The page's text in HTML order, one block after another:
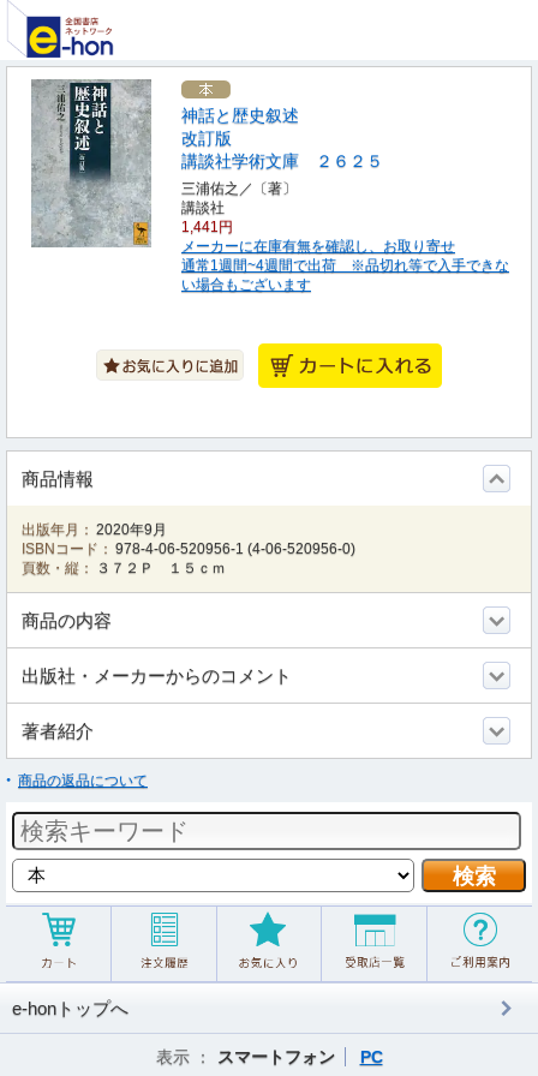
神話と歴史叙述
改訂版
講談社学術文庫 ２６２５
三浦佑之／〔著〕
講談社
1,441円
メーカーに在庫有無を確認し、お取り寄せ
通常1週間~4週間で出荷 ※品切れ等で入手できな
い場合もございます
商品情報
出版年月： 2020年9月
ISBNコード： 978-4-06-520956-1 (4-06-520956-0)
頁数・縦：
３７２Ｐ １５ｃｍ
商品の内容
出版社・メーカーからのコメント
著者紹介
商品の返品について
e-honトップへ
表示 ： スマートフォン PC